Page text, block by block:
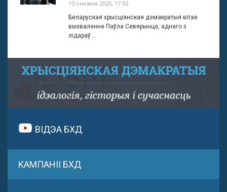
13 снежня 2025, 17:02
Беларуская хрысціянская дэмакратыя вітае
вызваленне Паўла Севярынца, аднаго з
лідараў ...
ВІДЭА БХД
КАМПАНІІ БХД